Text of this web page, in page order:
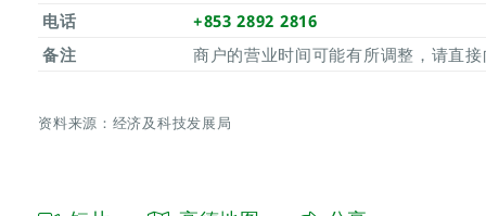
电话
+853 2892 2816
备注
商户的营业时间可能有所调整，请直接
资料来源：经济及科技发展局